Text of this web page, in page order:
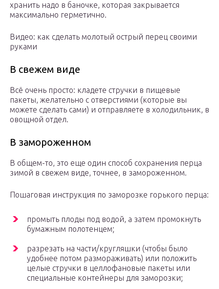
хранить надо в баночке, которая закрывается
максимально герметично.
Видео: как сделать молотый острый перец своими
руками
В свежем виде
Всё очень просто: кладете стручки в пищевые
пакеты, желательно с отверстиями (которые вы
можете сделать сами) и отправляете в холодильник, в
овощной отдел.
В замороженном
В общем-то, это еще один способ сохранения перца
зимой в свежем виде, точнее, в замороженном.
Пошаговая инструкция по заморозке горького перца:
промыть плоды под водой, а затем промокнуть
бумажным полотенцем;
разрезать на части/кругляшки (чтобы было
удобнее потом размораживать) или положить
целые стручки в целлофановые пакеты или
специальные контейнеры для заморозки;